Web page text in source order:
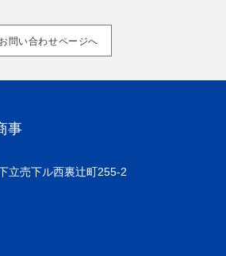
お問い合わせページへ
事
立売下ル西裏辻町255-2